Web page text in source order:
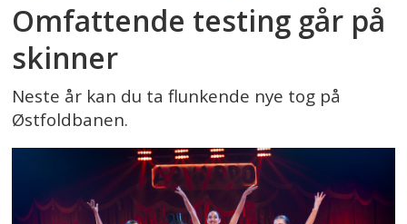
Omfattende testing går på
skinner
Neste år kan du ta flunkende nye tog på
Østfoldbanen.